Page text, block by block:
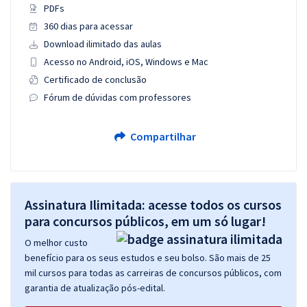
PDFs
360 dias para acessar
Download ilimitado das aulas
Acesso no Android, iOS, Windows e Mac
Certificado de conclusão
Fórum de dúvidas com professores
Compartilhar
Assinatura Ilimitada: acesse todos os cursos
para concursos públicos, em um só lugar!
O melhor custo
benefício para os seus estudos e seu bolso. São mais de 25
mil cursos para todas as carreiras de concursos públicos, com
garantia de atualização pós-edital.